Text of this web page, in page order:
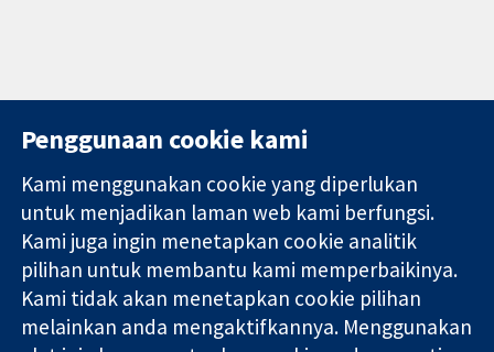
Bukti yang
dipercayai.
keputusan
termaklum
Kesihatan yang
11-13 Cavendish
Square
London
W1G 0AN
United Kingdom
Hubungi kita
Berita
Pejabat
akhbar
Perihal Kami
Pekerjaan
Cochrane
Penggunaan cookie kami
Kami menggunakan cookie yang diperlukan
untuk menjadikan laman web kami berfungsi.
Kami juga ingin menetapkan cookie analitik
pilihan untuk membantu kami memperbaikinya.
Kami tidak akan menetapkan cookie pilihan
melainkan anda mengaktifkannya. Menggunakan